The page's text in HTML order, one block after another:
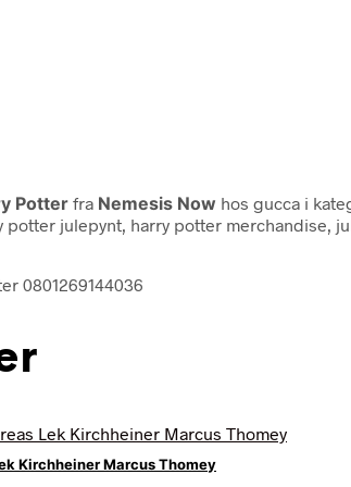
Potter fra Nemesis Now hos gucca i
julepynt, harry potter merchandise,
0801269144036
Kirchheiner Marcus Thomey